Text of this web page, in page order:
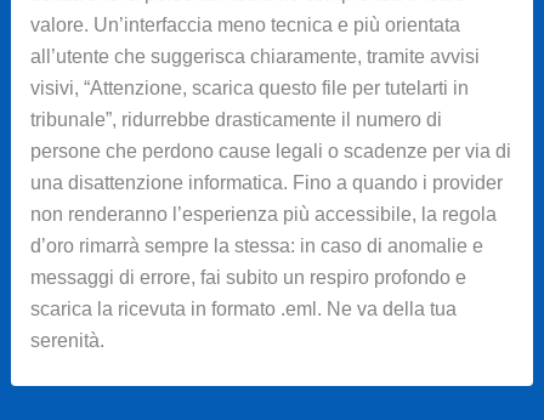
valore. Un’interfaccia meno tecnica e più orientata
all’utente che suggerisca chiaramente, tramite avvisi
visivi, “Attenzione, scarica questo file per tutelarti in
tribunale”, ridurrebbe drasticamente il numero di
persone che perdono cause legali o scadenze per via di
una disattenzione informatica. Fino a quando i provider
non renderanno l’esperienza più accessibile, la regola
d’oro rimarrà sempre la stessa: in caso di anomalie e
messaggi di errore, fai subito un respiro profondo e
scarica la ricevuta in formato .eml. Ne va della tua
serenità.